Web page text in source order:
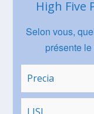
High Five
Selon vous,
présente
Precia